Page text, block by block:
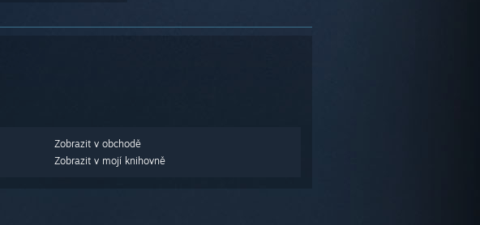
Zobrazit v obchodě
Zobrazit v mojí knihovně